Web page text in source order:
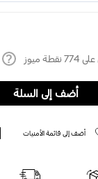
774 نقطة ميوز
أضف إلى السلة
أضف إلى قائمة الأمنيات